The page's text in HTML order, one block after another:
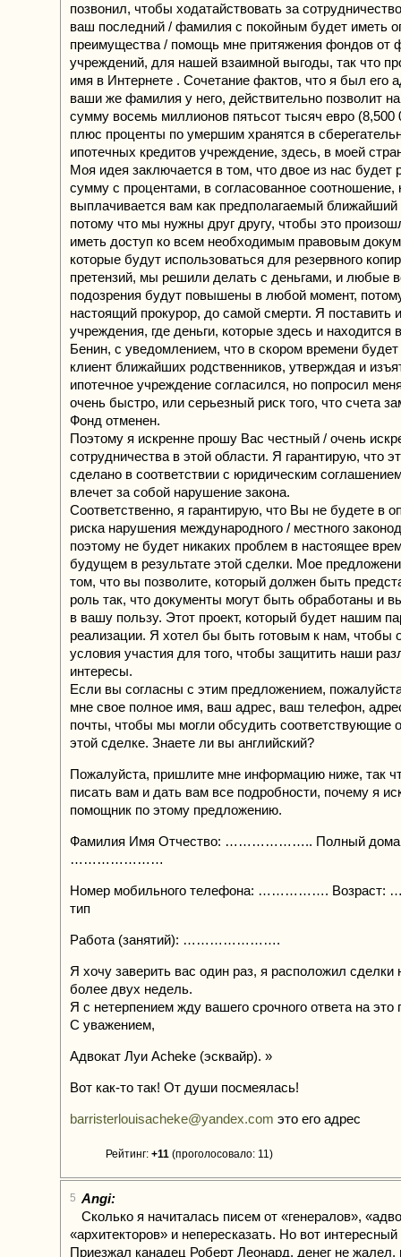
позвонил, чтобы ходатайствовать за
ваш последний / фамилия с покойным будет иметь
преимущества / помощь мне притяжения фондов от
учреждений, для нашей взаимной выгоды, так что
имя в Интернете . Сочетание фактов, что я был его
ваши же фамилия у него, действительно позволит
сумму восемь миллионов пятьсот тысяч евро (8,500
плюс проценты по умершим хранятся в
ипотечных кредитов учреждение, здесь, в моей
Моя идея заключается в том, что двое из нас будет
сумму с процентами, в согласованное соотношение,
выплачивается вам как предполагаемый ближайший
потому что мы нужны друг другу, чтобы это
иметь доступ ко всем необходимым правовым
которые будут использоваться для резервного
претензий, мы решили делать с деньгами, и любые
подозрения будут повышены в любой момент,
настоящий прокурор, до самой смерти. Я поставить
учреждения, где деньги, которые здесь и находится
Бенин, с уведомлением, что в скором времени будет
клиент ближайших родственников, утверждая и
ипотечное учреждение согласился, но попросил
очень быстро, или серьезный риск того, что счета
Фонд отменен.
Поэтому я искренне прошу Вас честный / очень
сотрудничества в этой области. Я гарантирую, что
сделано в соответствии с юридическим
влечет за собой нарушение закона.
Соответственно, я гарантирую, что Вы не будете в
риска нарушения международного / местного
поэтому не будет никаких проблем в настоящее
будущем в результате этой сделки. Мое
том, что вы позволите, который должен быть
роль так, что документы могут быть обработаны и
в вашу пользу. Этот проект, который будет нашим
реализации. Я хотел бы быть готовым к нам, чтобы
условия участия для того, чтобы защитить наши
интересы.
Если вы согласны с этим предложением,
мне свое полное имя, ваш адрес, ваш телефон,
почты, чтобы мы могли обсудить соответствующие
этой сделке. Знаете ли вы английский?
Пожалуйста, пришлите мне информацию ниже, так
писать вам и дать вам все подробности, почему я
помощник по этому предложению.
Фамилия Имя Отчество: ……………….. Полный
…………………
Номер мобильного телефона: …………….
тип
Работа (занятий): ………………….
Я хочу заверить вас один раз, я расположил сделки
более двух недель.
Я с нетерпением жду вашего срочного ответа на это
С уважением,
Адвокат Луи Acheke (эсквайр). »
Вот как-то так! От души посмеялась!
barristerlouisacheke@yandex.com это его адрес
Рейтинг: +11 (проголосовало: 11)
5 Angi:
Сколько я начиталась писем от «генералов»,
«архитекторов» и непересказать. Но вот
Приезжал канадец Роберт Леонард, денег не жалел,